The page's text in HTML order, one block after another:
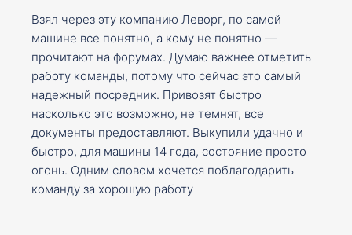
Взял через эту компанию Леворг, по самой
машине все понятно, а кому не понятно —
прочитают на форумах. Думаю важнее отметить
работу команды, потому что сейчас это самый
надежный посредник. Привозят быстро
насколько это возможно, не темнят, все
документы предоставляют. Выкупили удачно и
быстро, для машины 14 года, состояние просто
огонь. Одним словом хочется поблагодарить
команду за хорошую работу